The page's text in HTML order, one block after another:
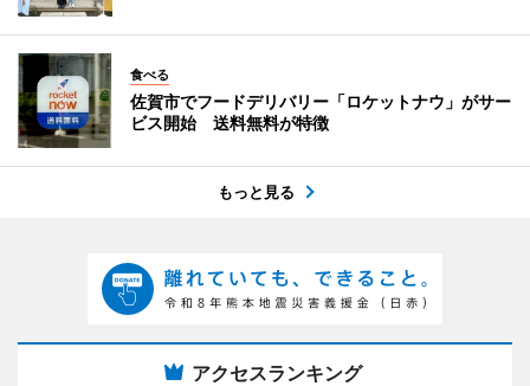
食べる
佐賀市でフードデリバリー「ロケットナウ」がサー
ビス開始 送料無料が特徴
もっと見る
アクセスランキング